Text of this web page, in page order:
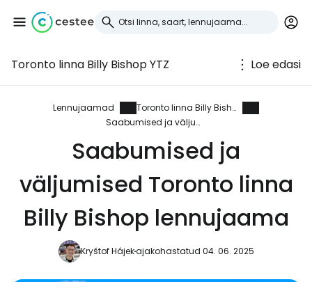
Toronto linna Billy Bishop YTZ Loe edasi
Lennujaamad
Toronto linna Billy Bishop
Saabumised ja väljumised
Saabumised ja
väljumised Toronto linna
Billy Bishop lennujaama
Kryštof Hájekajakohastatud 04. 06. 2025
Logi sisse
Cestee'sse
... ülemaailmne reisikogukond
Jätka Google'iga
Jätka Facebookiga